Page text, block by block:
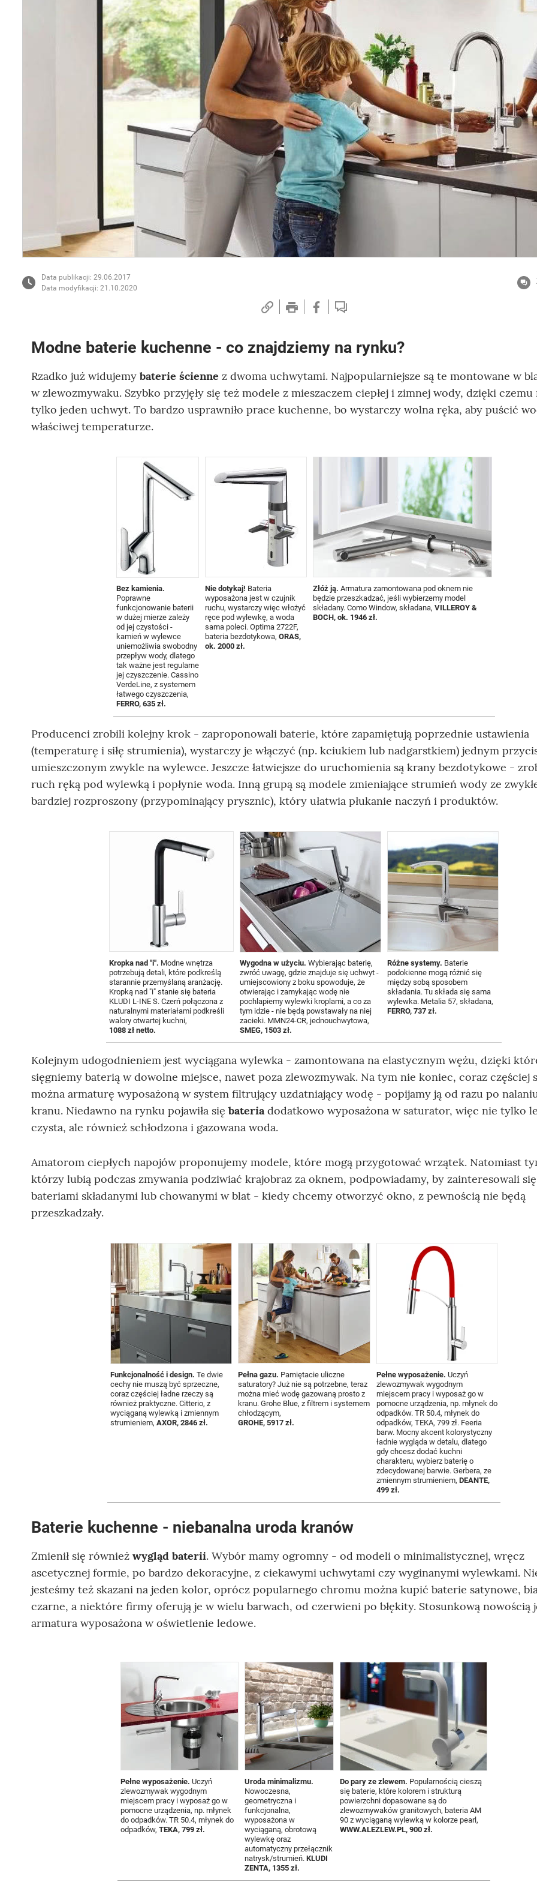
Wellnes
DIY
Data publikacji: 29.06.2017
Data modyfikacji: 21.10.2020
Modne baterie kuchenne - co znajdziemy na rynku?
Rzadko już widujemy baterie ścienne z dwoma uchwytami. Najpopularniejsze są te montowane w
w zlewozmywaku. Szybko przyjęły się też modele z mieszaczem ciepłej i zimnej wody, dzięki czemu
tylko jeden uchwyt. To bardzo usprawniło prace kuchenne, bo wystarczy wolna ręka, aby puścić
właściwej temperaturze.
Bez kamienia.
Poprawne
funkcjonowanie baterii
w dużej mierze zależy
od jej czystości -
kamień w wylewce
uniemożliwia swobodny
przepływ wody, dlatego
tak ważne jest regularne
jej czyszczenie. Cassino
VerdeLine, z systemem
łatwego czyszczenia,
FERRO, 635 zł.
Nie dotykaj! Bateria
wyposażona jest w czujnik
ruchu, wystarczy więc włożyć
ręce pod wylewkę, a woda
sama poleci. Optima 2722F,
bateria bezdotykowa, ORAS,
ok. 2000 zł.
Złóż ją. Armatura zamontowana pod oknem nie
będzie przeszkadzać, jeśli wybierzemy model
składany. Como Window, składana, VILLEROY &
BOCH, ok. 1946 zł.
Producenci zrobili kolejny krok - zaproponowali baterie, które zapamiętują poprzednie ustawienia
(temperaturę i siłę strumienia), wystarczy je włączyć (np. kciukiem lub nadgarstkiem) jednym
umieszczonym zwykle na wylewce. Jeszcze łatwiejsze do uruchomienia są krany bezdotykowe -
ruch ręką pod wylewką i popłynie woda. Inną grupą są modele zmieniające strumień wody ze
bardziej rozproszony (przypominający prysznic), który ułatwia płukanie naczyń i produktów.
Kropka nad "i". Modne wnętrza
potrzebują detali, które podkreślą
starannie przemyślaną aranżację.
Kropką nad "i" stanie się bateria
KLUDI L-INE S. Czerń połączona z
naturalnymi materiałami podkreśli
walory otwartej kuchni,
1088 zł netto.
Wygodna w użyciu. Wybierając baterię,
zwróć uwagę, gdzie znajduje się uchwyt -
umiejscowiony z boku spowoduje, że
otwierając i zamykając wodę nie
pochlapiemy wylewki kroplami, a co za
tym idzie - nie będą powstawały na niej
zacieki. MMN24-CR, jednouchwytowa,
SMEG, 1503 zł.
Różne systemy. Baterie
podokienne mogą różnić się
między sobą sposobem
składania. Tu składa się sama
wylewka. Metalia 57, składana,
FERRO, 737 zł.
Kolejnym udogodnieniem jest wyciągana wylewka - zamontowana na elastycznym wężu, dzięki
sięgniemy baterią w dowolne miejsce, nawet poza zlewozmywak. Na tym nie koniec, coraz częściej
można armaturę wyposażoną w system filtrujący uzdatniający wodę - popijamy ją od razu po
kranu. Niedawno na rynku pojawiła się bateriadodatkowo wyposażona w saturator, więc nie tylko
czysta, ale również schłodzona i gazowana woda.
Amatorom ciepłych napojów proponujemy modele, które mogą przygotować wrzątek. Natomiast
którzy lubią podczas zmywania podziwiać krajobraz za oknem, podpowiadamy, by zainteresowali się
bateriami składanymi lub chowanymi w blat - kiedy chcemy otworzyć okno, z pewnością nie będą
przeszkadzały.
Funkcjonalność i design. Te dwie
cechy nie muszą być sprzeczne,
coraz częściej ładne rzeczy są
również praktyczne. Citterio, z
wyciąganą wylewką i zmiennym
strumieniem, AXOR, 2846 zł.
Pełna gazu. Pamiętacie uliczne
saturatory? Już nie są potrzebne, teraz
można mieć wodę gazowaną prosto z
kranu. Grohe Blue, z filtrem i systemem
chłodzącym,
GROHE, 5917 zł.
Pełne wyposażenie. Uczyń
zlewozmywak wygodnym
miejscem pracy i wyposaż go w
pomocne urządzenia, np. młynek do
odpadków. TR 50.4, młynek do
odpadków, TEKA, 799 zł. Feeria
barw. Mocny akcent kolorystyczny
ładnie wygląda w detalu, dlatego
gdy chcesz dodać kuchni
charakteru, wybierz baterię o
zdecydowanej barwie. Gerbera, ze
zmiennym strumieniem, DEANTE,
499 zł.
Baterie kuchenne - niebanalna uroda kranów
Zmienił się również wygląd baterii. Wybór mamy ogromny - od modeli o minimalistycznej, wręcz
ascetycznej formie, po bardzo dekoracyjne, z ciekawymi uchwytami czy wyginanymi wylewkami.
jesteśmy też skazani na jeden kolor, oprócz popularnego chromu można kupić baterie satynowe,
czarne, a niektóre firmy oferują je w wielu barwach, od czerwieni po błękity. Stosunkową nowością
armatura wyposażona w oświetlenie ledowe.
Pełne wyposażenie. Uczyń
zlewozmywak wygodnym
miejscem pracy i wyposaż go w
pomocne urządzenia, np. młynek
do odpadków. TR 50.4, młynek do
odpadków, TEKA, 799 zł.
Uroda minimalizmu.
Nowoczesna,
geometryczna i
funkcjonalna,
wyposażona w
wyciąganą, obrotową
wylewkę oraz
automatyczny przełącznik
natrysk/strumień. KLUDI
ZENTA, 1355 zł.
Do pary ze zlewem. Popularnością cieszą
się baterie, które kolorem i strukturą
powierzchni dopasowane są do
zlewozmywaków granitowych, bateria AM
90 z wyciąganą wylewką w kolorze pearl,
WWW.ALEZLEW.PL, 900 zł.